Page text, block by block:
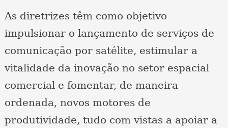
As diretrizes têm como objetivo
impulsionar o lançamento de serviços de
comunicação por satélite, estimular a
vitalidade da inovação no setor espacial
comercial e fomentar, de maneira
ordenada, novos motores de
produtividade, tudo com vistas a apoiar a